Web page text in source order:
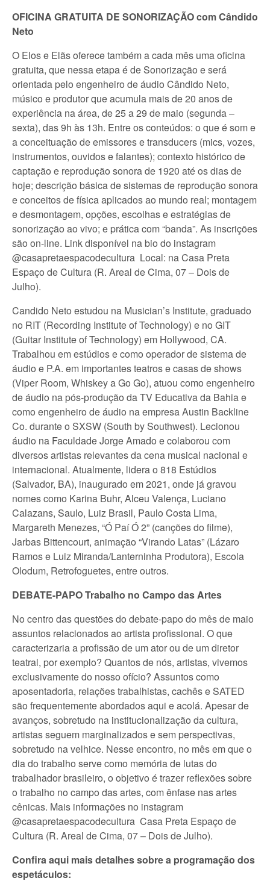
OFICINA GRATUITA DE SONORIZAÇÃO com Cândido
Neto
O Elos e Elãs oferece também a cada mês uma oficina
gratuita, que nessa etapa é de Sonorização e será
orientada pelo engenheiro de áudio Cândido Neto,
músico e produtor que acumula mais de 20 anos de
experiência na área, de 25 a 29 de maio (segunda –
sexta), das 9h às 13h. Entre os conteúdos: o que é som e
a conceituação de emissores e transducers (mics, vozes,
instrumentos, ouvidos e falantes); contexto histórico de
captação e reprodução sonora de 1920 até os dias de
hoje; descrição básica de sistemas de reprodução sonora
e conceitos de física aplicados ao mundo real; montagem
e desmontagem, opções, escolhas e estratégias de
sonorização ao vivo; e prática com “banda”. As inscrições
são on-line. Link disponível na bio do instagram
@casapretaespacodecultura Local: na Casa Preta
Espaço de Cultura (R. Areal de Cima, 07 – Dois de
Julho).
Candido Neto estudou na Musician’s Institute, graduado
no RIT (Recording Institute of Technology) e no GIT
(Guitar Institute of Technology) em Hollywood, CA.
Trabalhou em estúdios e como operador de sistema de
áudio e P.A. em importantes teatros e casas de shows
(Viper Room, Whiskey a Go Go), atuou como engenheiro
de áudio na pós-produção da TV Educativa da Bahia e
como engenheiro de áudio na empresa Austin Backline
Co. durante o SXSW (South by Southwest). Lecionou
áudio na Faculdade Jorge Amado e colaborou com
diversos artistas relevantes da cena musical nacional e
internacional. Atualmente, lidera o 818 Estúdios
(Salvador, BA), inaugurado em 2021, onde já gravou
nomes como Karina Buhr, Alceu Valença, Luciano
Calazans, Saulo, Luiz Brasil, Paulo Costa Lima,
Margareth Menezes, “Ó Paí Ó 2” (canções do filme),
Jarbas Bittencourt, animação “Virando Latas” (Lázaro
Ramos e Luiz Miranda/Lanterninha Produtora), Escola
Olodum, Retrofoguetes, entre outros.
DEBATE-PAPO Trabalho no Campo das Artes
No centro das questões do debate-papo do mês de maio
assuntos relacionados ao artista profissional. O que
caracterizaria a profissão de um ator ou de um diretor
teatral, por exemplo? Quantos de nós, artistas, vivemos
exclusivamente do nosso ofício? Assuntos como
aposentadoria, relações trabalhistas, cachês e SATED
são frequentemente abordados aqui e acolá. Apesar de
avanços, sobretudo na institucionalização da cultura,
artistas seguem marginalizados e sem perspectivas,
sobretudo na velhice. Nesse encontro, no mês em que o
dia do trabalho serve como memória de lutas do
trabalhador brasileiro, o objetivo é trazer reflexões sobre
o trabalho no campo das artes, com ênfase nas artes
cênicas. Mais informações no instagram
@casapretaespacodecultura Casa Preta Espaço de
Cultura (R. Areal de Cima, 07 – Dois de Julho).
Confira aqui mais detalhes sobre a programação dos
espetáculos: